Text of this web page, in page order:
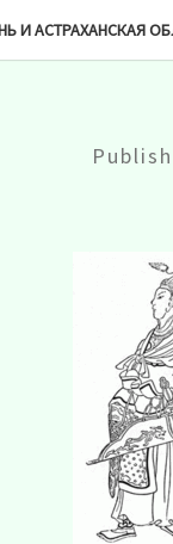
И АСТРАХАНСКАЯ